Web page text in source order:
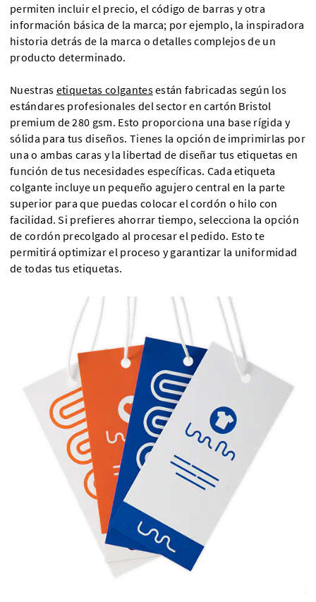
permiten incluir el precio, el código de barras y otra
información básica de la marca; por ejemplo, la inspiradora
historia detrás de la marca o detalles complejos de un
producto determinado.
Nuestras etiquetas colgantesestán fabricadas según los
estándares profesionales del sector en cartón Bristol
premium de 280 gsm. Esto proporciona una base rígida y
sólida para tus diseños. Tienes la opción de imprimirlas por
una o ambas caras y la libertad de diseñar tus etiquetas en
función de tus necesidades específicas. Cada etiqueta
colgante incluye un pequeño agujero central en la parte
superior para que puedas colocar el cordón o hilo con
facilidad. Si prefieres ahorrar tiempo, selecciona la opción
de cordón precolgado al procesar el pedido. Esto te
permitirá optimizar el proceso y garantizar la uniformidad
de todas tus etiquetas.